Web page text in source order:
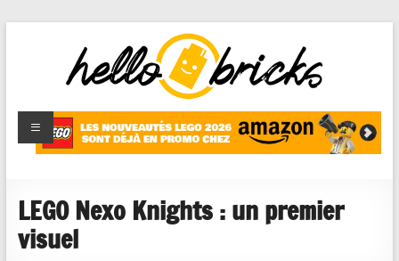
HelloBricks
Blog LEGO,
nouveaut�s
reviews
LEGO Nexo Knights : un premier
visuel